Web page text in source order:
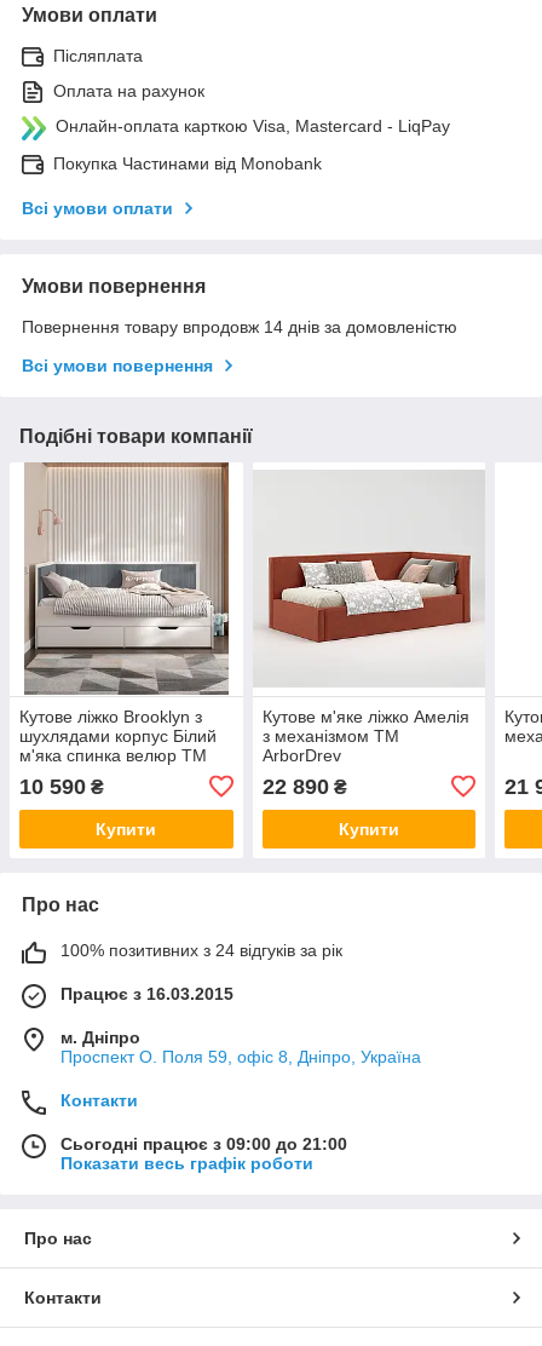
Умови оплати
Післяплата
Оплата на рахунок
Онлайн-оплата карткою Visa, Mastercard - LiqPay
Покупка Частинами від Monobank
Всі умови оплати
Умови повернення
Повернення товару впродовж 14 днів за домовленістю
Всі умови повернення
Подібні товари компанії
Кутове ліжко Brooklyn з
шухлядами корпус Білий
м'яка спинка велюр ТМ
10 590 ₴
Купити
Кутове м'яке ліжко Амелія
з механізмом TM
ArborDrev
22 890₴
Купити
21
Про нас
100% позитивних з 24 відгуків за рік
Працює з 16.03.2015
м. Дніпро
Проспект О. Поля 59, офіс 8, Дніпро, Україна
Контакти
Сьогодні працює з 09:00 до 21:00
Показати весь графік роботи
Про нас
Контакти